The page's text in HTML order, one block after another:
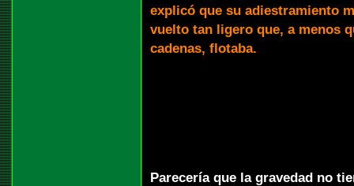
explicó que su adiestramiento
vuelto tan ligero que, a menos
cadenas, flotaba.
Parecería que la gravedad no